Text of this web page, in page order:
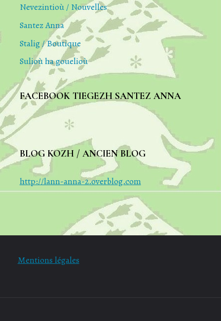
Nevezintioù / Nouvelles
Santez Anna
Stalig / Boutique
Sulioù ha gouelioù
FACEBOOK TIEGEZH SANTEZ ANNA
BLOG KOZH / ANCIEN BLOG
http://lann-anna-2.overblog.com
Mentions légales